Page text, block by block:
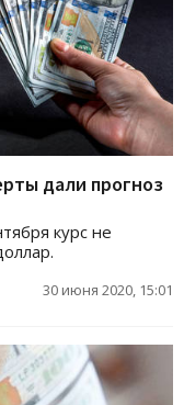
дали прогноз
курс не
30 июня 2020, 15:01